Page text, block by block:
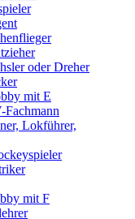
oder Dreher
mit E
Fachmann
Lokführer,
mit F